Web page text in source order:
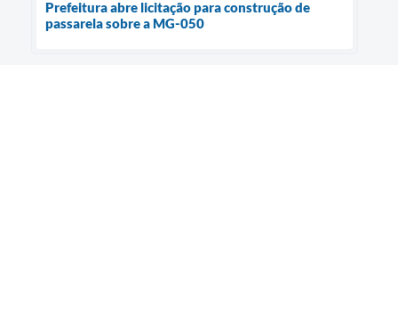
Prefeitura abre licitação para construção de
passarela sobre a MG-050